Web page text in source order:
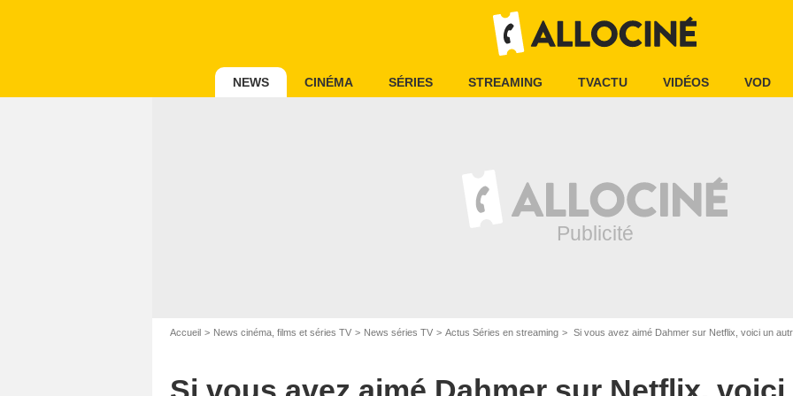
NEWS CINÉMA SÉRIES STREAMING TVACTU VIDÉOS VOD
Accueil News cinéma, films et séries TV News séries TV Actus Séries en streaming Si vous avez aimé Dahmer sur Netflix, voici un autre personnage qui a traumatisé